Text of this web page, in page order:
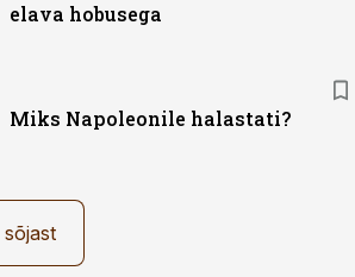
elava hobusega
Miks Napoleonile halastati?